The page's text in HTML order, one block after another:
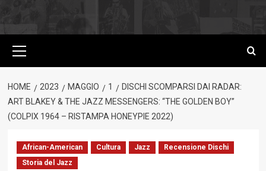
principale
HOME 2023 MAGGIO 1
DISCHI SCOMPARSI DAI RADAR:
ART BLAKEY & THE JAZZ MESSENGERS: “THE GOLDEN BOY”
(COLPIX 1964 – RISTAMPA HONEYPIE 2022)
African-American Cultura Jazz
Recensione Dischi
Storia del Jazz